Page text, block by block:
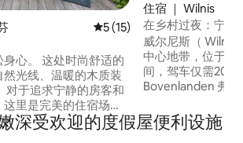
平均评分 5 分（满分 5 分）
5 (15)
心。 这处时尚舒适的
光线、温暖的木质装
里是完美的住宿场
徒步后放松身心的理想
芬湖（Vinkeveense
住宿 ｜ Wilnis
在乡村过夜：宁静
威尔尼斯（ Wilnis
中心地带，位于阿
间，驾车仅需20分钟。
Bovenlanden 弗
无论您是在阿姆斯
想要寻找宁静安谧
深受欢迎的度假屋便利设施